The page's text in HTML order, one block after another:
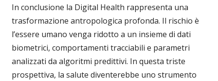
In conclusione la Digital Health rappresenta una
trasformazione antropologica profonda. Il rischio è
l’essere umano venga ridotto a un insieme di dati
biometrici, comportamenti tracciabili e parametri
analizzati da algoritmi predittivi. In questa triste
prospettiva, la salute diventerebbe uno strumento